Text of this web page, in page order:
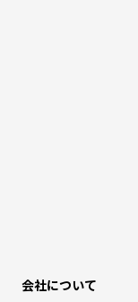
会社について